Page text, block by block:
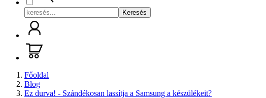
Keresés
Főoldal
Blog
Ez durva! - Szándékosan lassítja a Samsung a készülékeit?